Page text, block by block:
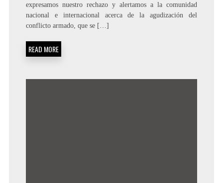
expresamos nuestro rechazo y alertamos a la comunidad
nacional e internacional acerca de la agudización del
conflicto armado, que se […]
READ MORE